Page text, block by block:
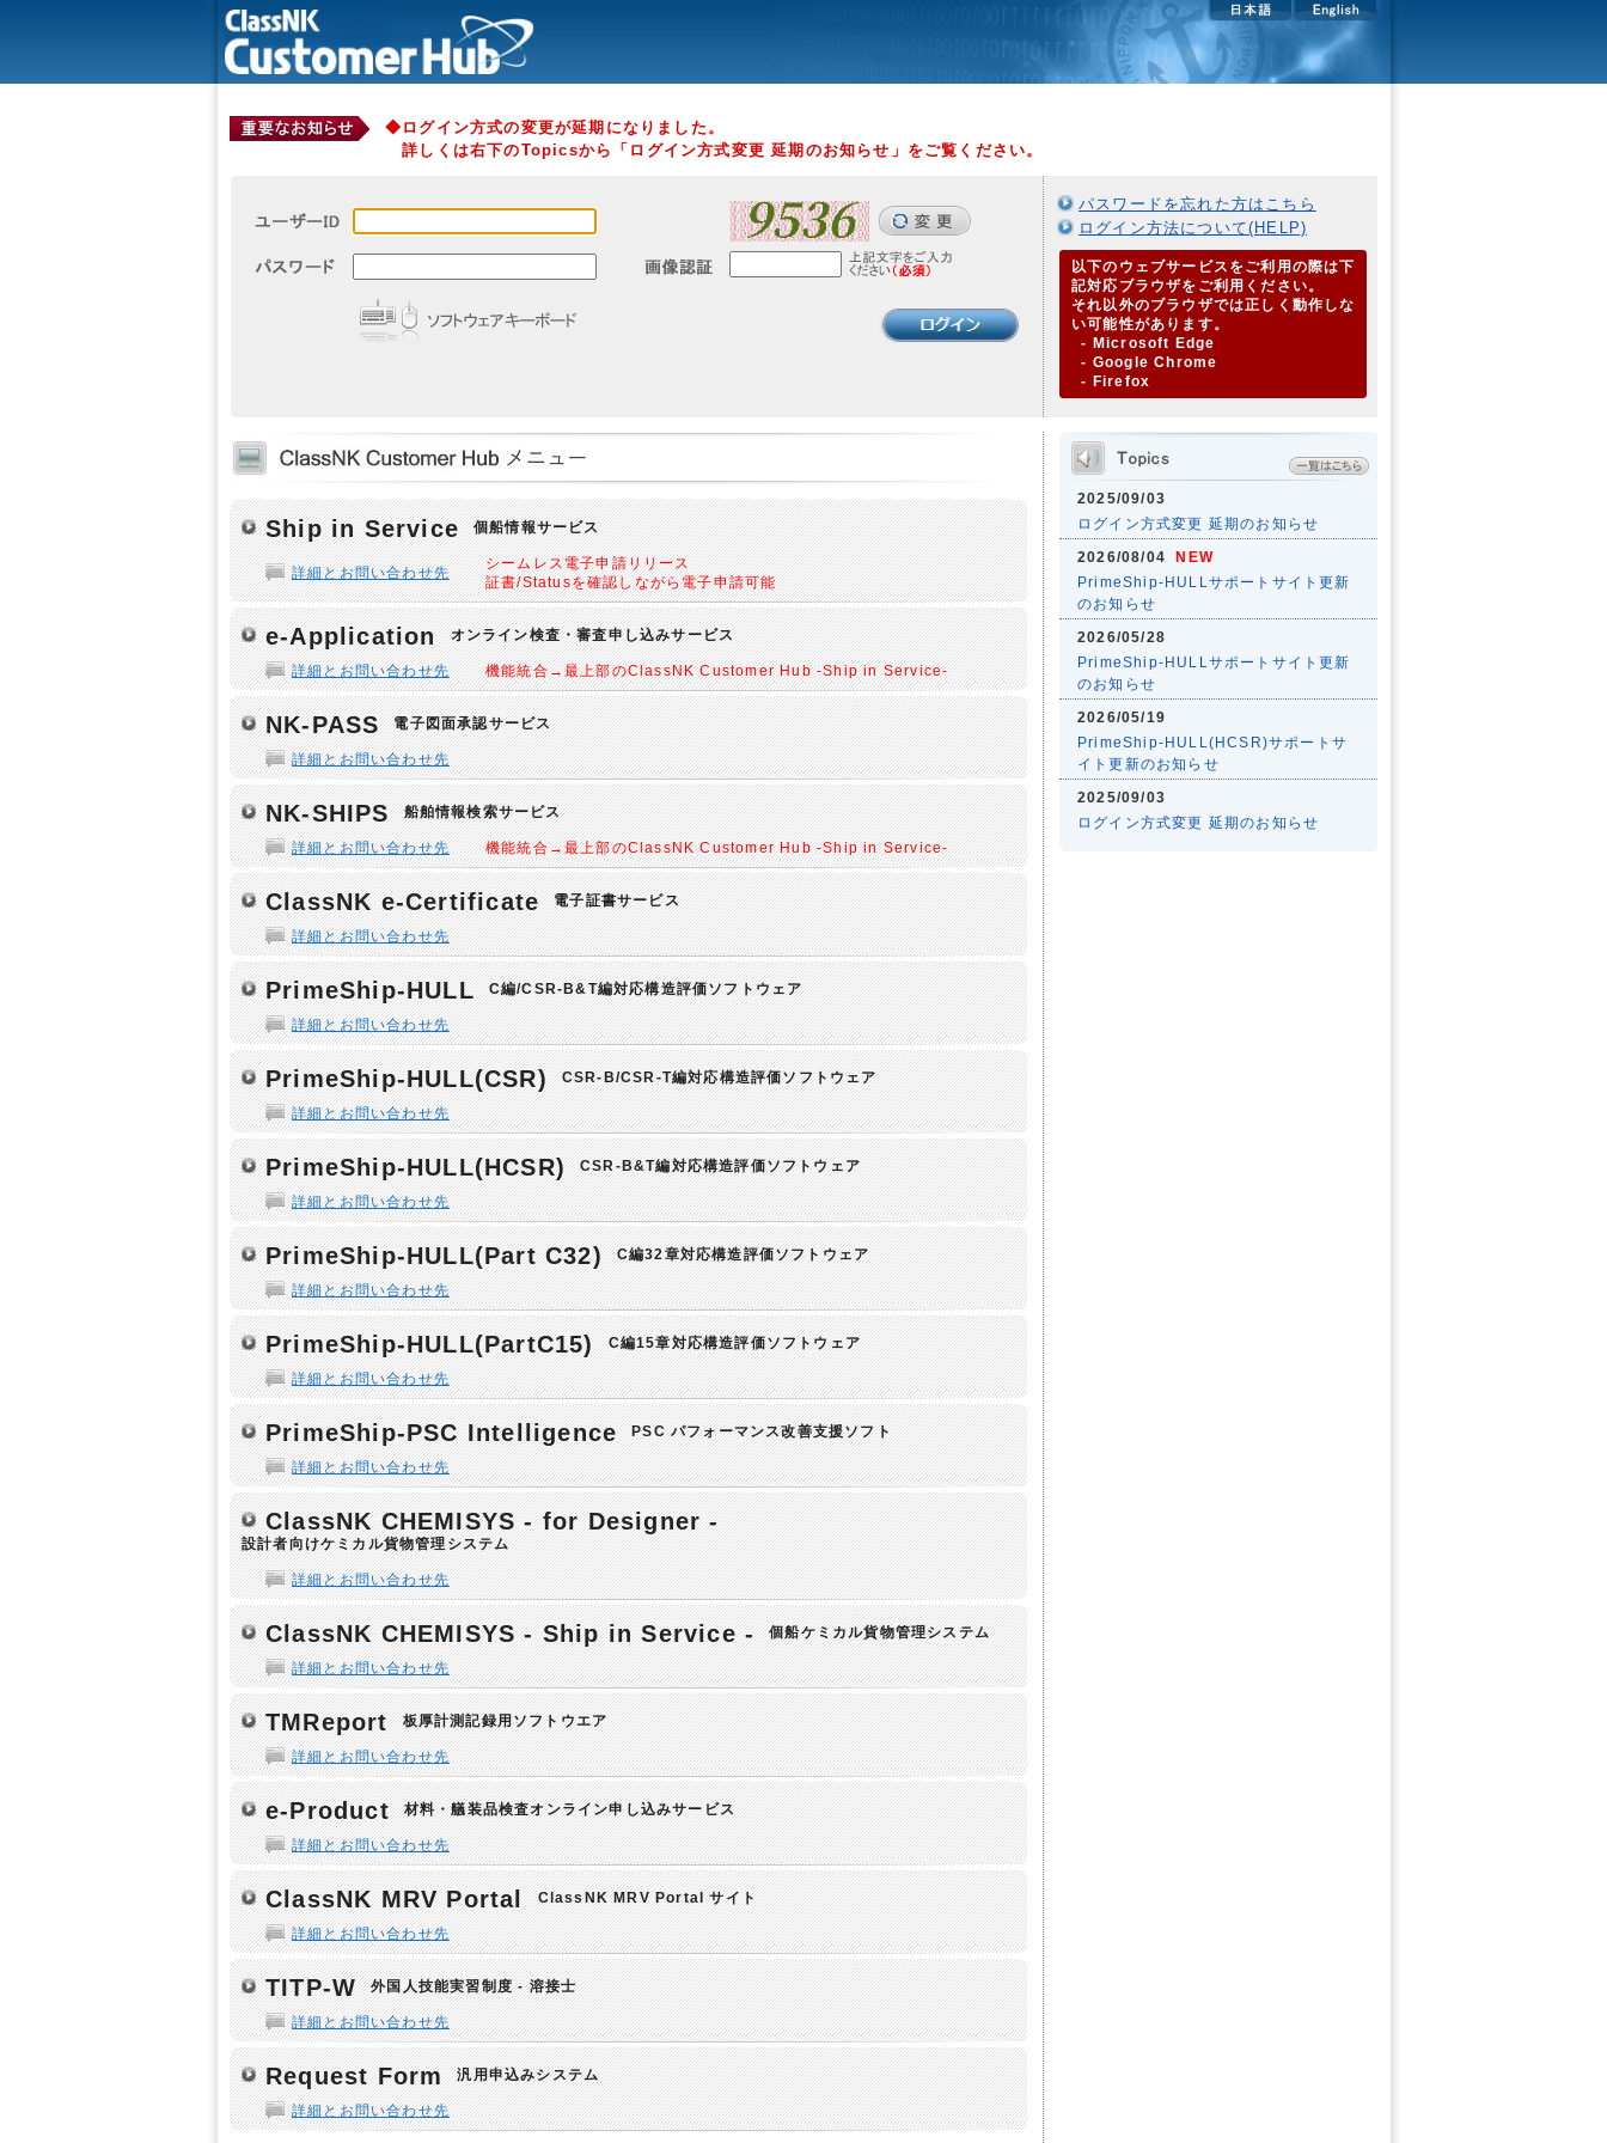
◆ログイン方式の変更が延期になりました。
詳しくは右下のTopicsから「ログイン方式変更 延期のお知らせ」をご覧ください。
パスワードを忘れた方はこちら
ログイン方法について(HELP)
以下のウェブサービスをご利用の際は下
記対応ブラウザをご利用ください。
それ以外のブラウザでは正しく動作しな
い可能性があります。
- Microsoft Edge
- Google Chrome
- Firefox
Ship in Service 個船情報サービス
詳細とお問い合わせ先
シームレス電子申請リリース
証書/Statusを確認しながら電子申請可能
e-Application オンライン検査・審査申し込みサービス
詳細とお問い合わせ先 機能統合→最上部のClassNK Customer Hub -Ship in Service-
NK-PASS 電子図面承認サービス
詳細とお問い合わせ先
NK-SHIPS 船舶情報検索サービス
詳細とお問い合わせ先 機能統合→最上部のClassNK Customer Hub -Ship in Service-
ClassNK e-Certificate 電子証書サービス
詳細とお問い合わせ先
PrimeShip-HULL C編/CSR-B&T編対応構造評価ソフトウェア
詳細とお問い合わせ先
PrimeShip-HULL(CSR) CSR-B/CSR-T編対応構造評価ソフトウェア
詳細とお問い合わせ先
PrimeShip-HULL(HCSR) CSR-B&T編対応構造評価ソフトウェア
詳細とお問い合わせ先
PrimeShip-HULL(Part C32) C編32章対応構造評価ソフトウェア
詳細とお問い合わせ先
PrimeShip-HULL(PartC15) C編15章対応構造評価ソフトウェア
詳細とお問い合わせ先
PrimeShip-PSC Intelligence PSC パフォーマンス改善支援ソフト
詳細とお問い合わせ先
ClassNK CHEMISYS - for Designer -
設計者向けケミカル貨物管理システム
詳細とお問い合わせ先
ClassNK CHEMISYS - Ship in Service - 個船ケミカル貨物管理システム
詳細とお問い合わせ先
TMReport 板厚計測記録用ソフトウエア
詳細とお問い合わせ先
e-Product 材料・艤装品検査オンライン申し込みサービス
詳細とお問い合わせ先
ClassNK MRV Portal ClassNK MRV Portal サイト
詳細とお問い合わせ先
TITP-W 外国人技能実習制度 - 溶接士
詳細とお問い合わせ先
Request Form 汎用申込みシステム
詳細とお問い合わせ先
2025/09/03
ログイン方式変更 延期のお知らせ
2026/08/04
NEW
PrimeShip-HULLサポートサイト更新
のお知らせ
2026/05/28
PrimeShip-HULLサポートサイト更新
のお知らせ
2026/05/19
PrimeShip-HULL(HCSR)サポートサ
イト更新のお知らせ
2025/09/03
ログイン方式変更 延期のお知らせ